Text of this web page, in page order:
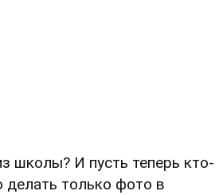
школы? И пусть теперь кто-
делать только фото в